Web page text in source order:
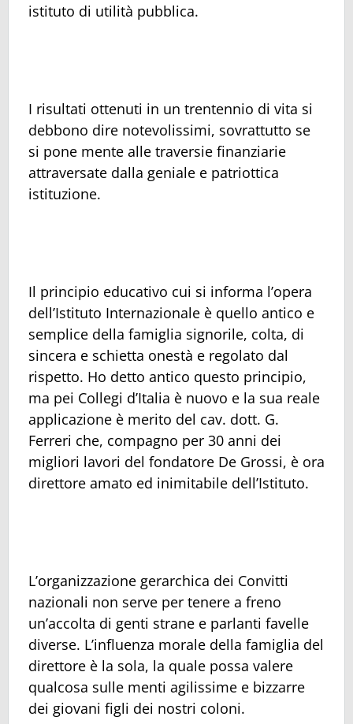
istituto di utilità pubblica.
I risultati ottenuti in un trentennio di vita si
debbono dire notevolissimi, sovrattutto se
si pone mente alle traversie finanziarie
attraversate dalla geniale e patriottica
istituzione.
Il principio educativo cui si informa l’opera
dell’Istituto Internazionale è quello antico e
semplice della famiglia signorile, colta, di
sincera e schietta onestà e regolato dal
rispetto. Ho detto antico questo principio,
ma pei Collegi d’Italia è nuovo e la sua reale
applicazione è merito del cav. dott. G.
Ferreri che, compagno per 30 anni dei
migliori lavori del fondatore De Grossi, è ora
direttore amato ed inimitabile dell’Istituto.
L’organizzazione gerarchica dei Convitti
nazionali non serve per tenere a freno
un’accolta di genti strane e parlanti favelle
diverse. L’influenza morale della famiglia del
direttore è la sola, la quale possa valere
qualcosa sulle menti agilissime e bizzarre
dei giovani figli dei nostri coloni.